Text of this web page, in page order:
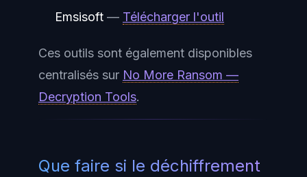
Emsisoft — Télécharger l'outil
Ces outils sont également disponibles
centralisés sur No More Ransom —
Decryption Tools.
Que faire si le déchiffrement